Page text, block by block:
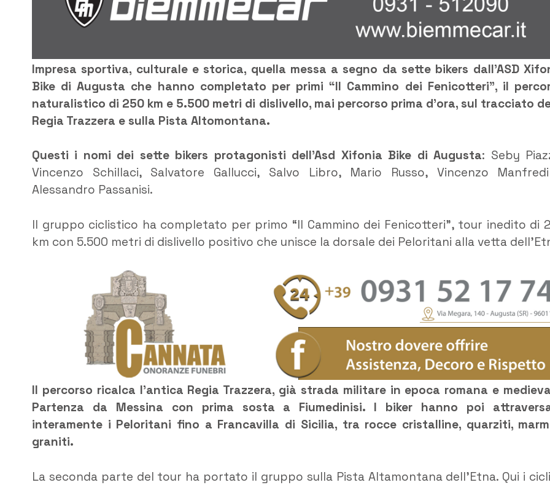
Impresa sportiva, culturale e storica, quella messa a segno da sette bikers dall’ASD
Bike di Augusta che hanno completato per primi “Il Cammino dei Fenicotteri”, il
naturalistico di 250 km e 5.500 metri di dislivello, mai percorso prima d’ora, sul tracciato
Regia Trazzera e sulla Pista Altomontana.
Questi i nomi dei sette bikers protagonisti dell’Asd Xifonia Bike di Augusta: Seby
Vincenzo Schillaci, Salvatore Gallucci, Salvo Libro, Mario Russo, Vincenzo
Alessandro Passanisi.
Il gruppo ciclistico ha completato per primo “Il Cammino dei Fenicotteri”, tour inedito di
km con 5.500 metri di dislivello positivo che unisce la dorsale dei Peloritani alla vetta
Il percorso ricalca l’antica Regia Trazzera, già strada militare in epoca romana e
Partenza da Messina con prima sosta a Fiumedinisi. I biker hanno poi
interamente i Peloritani fino a Francavilla di Sicilia, tra rocce cristalline, quarziti,
graniti.
La seconda parte del tour ha portato il gruppo sulla Pista Altamontana dell’Etna. Qui i